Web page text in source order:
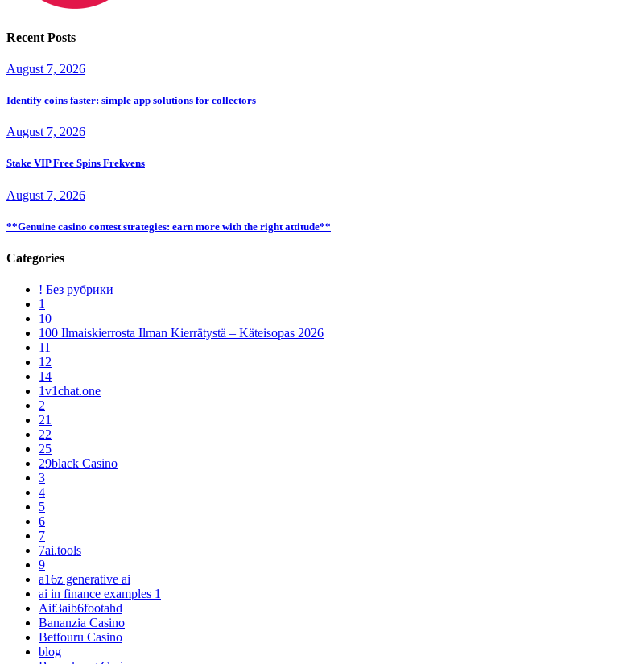
Recent Posts
August 7, 2026
Identify coins faster: simple app solutions for collectors
August 7, 2026
Stake VIP Free Spins Frekvens
August 7, 2026
**Genuine casino contest strategies: earn more with the right attitude**
Categories
! Без рубрики
1
10
100 Ilmaiskierrosta Ilman Kierrätystä – Käteisopas 2026
11
12
14
1v1chat.one
2
21
22
25
29black Casino
3
4
5
6
7
7ai.tools
9
a16z generative ai
ai in finance examples 1
Aif3aib6footahd
Bananzia Casino
Betfouru Casino
blog